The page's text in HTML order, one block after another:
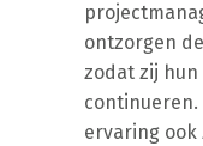
ontzorgen
zodat zij
continueren.
ervaring